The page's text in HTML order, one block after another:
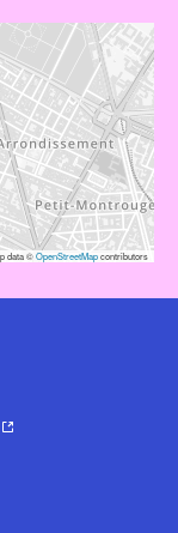
data ©OpenStreetMapcontributors